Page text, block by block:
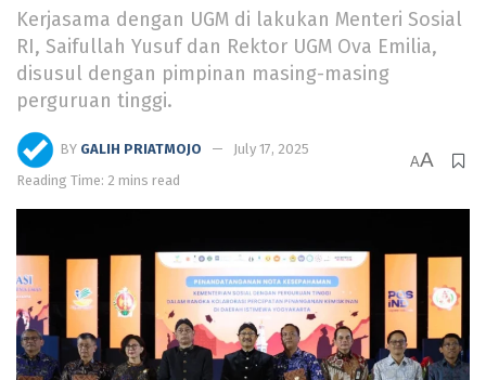
Kerjasama dengan UGM di lakukan Menteri Sosial
RI, Saifullah Yusuf dan Rektor UGM Ova Emilia,
disusul dengan pimpinan masing-masing
perguruan tinggi.
BY GALIH PRIATMOJO
July 17, 2025
Reading Time: 2 mins read
AA